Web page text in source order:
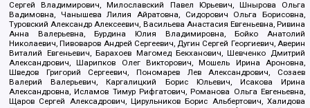
Сергей Владимирович, Милославский Павел Юрьевич, Шнырова Ольга
Вадимовна, Чанышева Лилия Айратовна, Сидорович Ольга Борисовна,
Туровский Александр Алексеевич, Васильева Анастасия Евгеньевна, Ривина
Анна Валерьевна, Бурдина Юлия Владимировна, Бойко Анатолий
Николаевич, Пивоваров Андрей Сергеевич, Дугин Сергей Георгиевич, Аверин
Виталий Евгеньевич, Барахоев Магомед Бекханович, Шевченко Дмитрий
Александрович, Шарипков Олег Викторович, Мошель Ирина Ароновна,
Шведов Григорий Сергеевич, Пономарев Лев Александрович, Созаев
Валерий Валерьевич, Каргалицкий Борис Юльевич, Исакова Ирина
Александровна, Исламов Тимур Рифгатович, Романова Ольга Евгеньевна,
Щаров Сергей Алексадрович, Цирульников Борис Альбертович, Халидова